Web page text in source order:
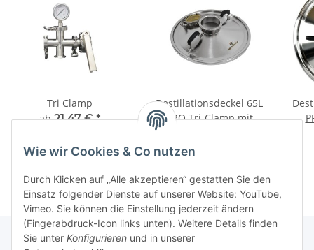
Wie wir Cookies & Co nutzen
Durch Klicken auf „Alle akzeptieren“ gestatten Sie den
Einsatz folgender Dienste auf unserer Website: YouTube,
Vimeo. Sie können die Einstellung jederzeit ändern
(Fingerabdruck-Icon links unten). Weitere Details finden
Sie unter Konfigurieren und in unserer
Tri Clamp
ab21,47 €*
Destillationsdeckel 65L
PRO Tri-Clamp mit